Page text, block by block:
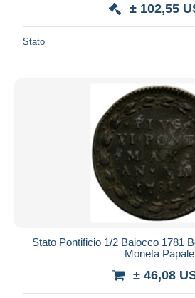
± 102,55
Stato
Stato Pontificio 1/2 Baiocco 1781
Moneta Papale
± 46,08